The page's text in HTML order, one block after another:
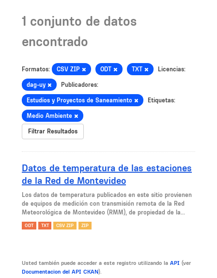
1 conjunto de datos
encontrado
Formatos: CSV ZIP ODT TXT Licencias:
dag-uy Publicadores:
Estudios y Proyectos de Saneamiento Etiquetas:
Medio Ambiente
Filtrar Resultados
Datos de temperatura de las estaciones
de la Red de Montevideo
Los datos de temperatura publicados en este sitio provienen
de equipos de medición con transmisión remota de la Red
Meteorológica de Montevideo (RMM), de propiedad de la...
ODT TXT CSV ZIP ZIP
Usted también puede acceder a este registro utilizando la API (ver
Documentacion del API CKAN).